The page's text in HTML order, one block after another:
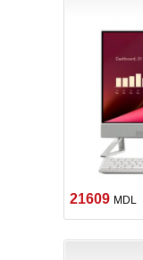
21609 MDL